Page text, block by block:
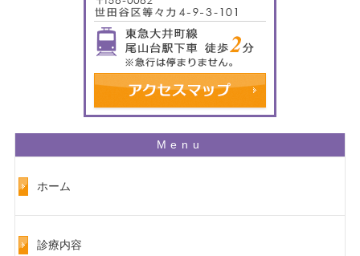
ホーム
診療内容